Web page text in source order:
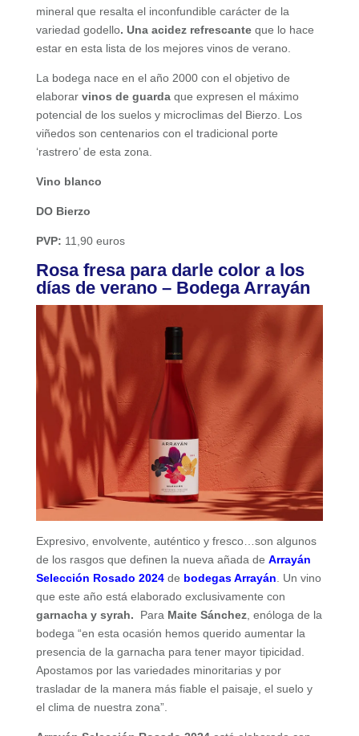
mineral que resalta el inconfundible carácter de la
variedad godello. Una acidez refrescanteque lo hace
estar en esta lista de los mejores vinos de verano.
La bodega nace en el año 2000 con el objetivo de
elaborar vinos de guarda que expresen el máximo
potencial de los suelos y microclimas del Bierzo. Los
viñedos son centenarios con el tradicional porte
‘rastrero’ de esta zona.
Vino blanco
DO Bierzo
PVP: 11,90 euros
Rosa fresa para darle color a los
días de verano – Bodega Arrayán
Expresivo, envolvente, auténtico y fresco…son algunos
de los rasgos que definen la nueva añada de Arrayán
Selección Rosado 2024 de bodegas Arrayán . Un vino
que este año está elaborado exclusivamente con
garnacha y syrah. Para Maite Sánchez, enóloga de la
bodega “en esta ocasión hemos querido aumentar la
presencia de la garnacha para tener mayor tipicidad.
Apostamos por las variedades minoritarias y por
trasladar de la manera más fiable el paisaje, el suelo y
el clima de nuestra zona”.